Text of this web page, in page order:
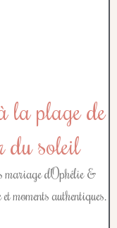
la plage de
du soleil
mariage d’Ophélie &
moments authentiques.